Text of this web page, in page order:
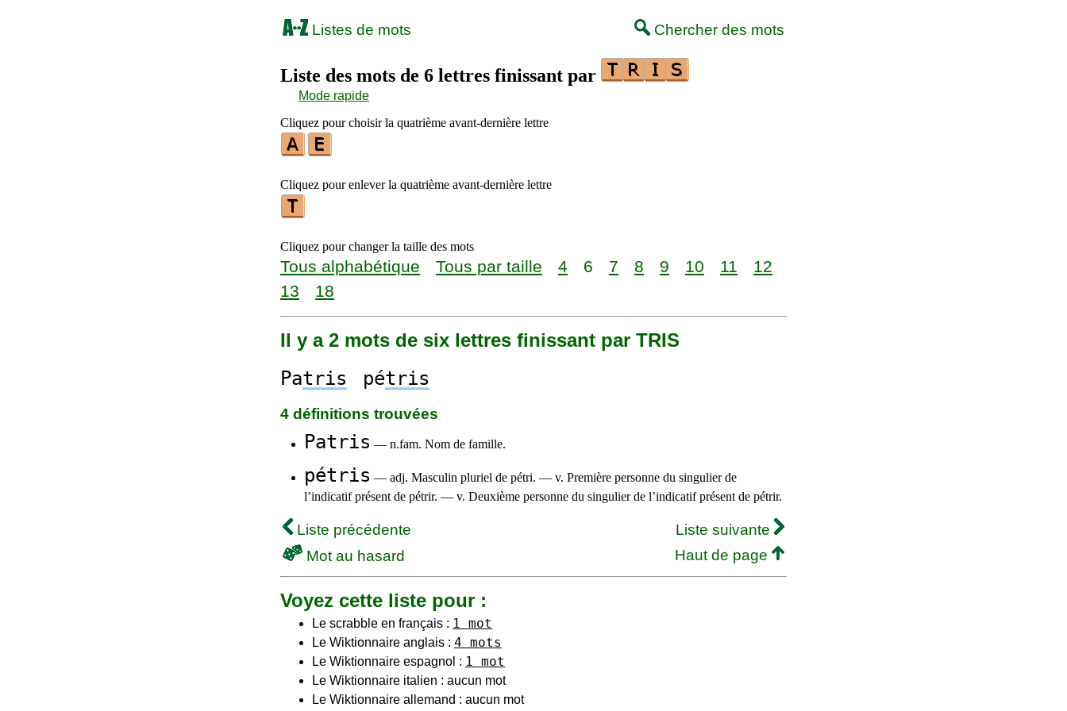
Listes de mots Chercher des mots
Liste des mots de 6 lettres finissant par
Mode rapide
Cliquez pour choisir la quatrième avant-dernière lettre
Cliquez pour enlever la quatrième avant-dernière lettre
Cliquez pour changer la taille des mots
Tous alphabétique Tous par taille 4 6 7 8 9 10 11
12
13
18
Il y a 2 mots de six lettres finissant par TRIS
Patris pétris
4 définitions trouvées
Patris — n.fam. Nom de famille.
pétris — adj. Masculin pluriel de pétri. — v. Première personne du singulier de
l’indicatif présent de pétrir. — v. Deuxième personne du singulier de l’indicatif présent de pétrir.
Liste précédente
Liste suivante
Mot au hasard
Haut de page
Voyez cette liste pour :
Le scrabble en français : 1 mot
Le Wiktionnaire anglais : 4 mots
Le Wiktionnaire espagnol : 1 mot
Le Wiktionnaire italien : aucun mot
Le Wiktionnaire allemand : aucun mot